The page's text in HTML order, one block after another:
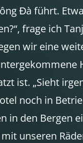
Đà führt.
frage ich
wir eine
ist. „Sieht
noch in
den Bergen
unseren